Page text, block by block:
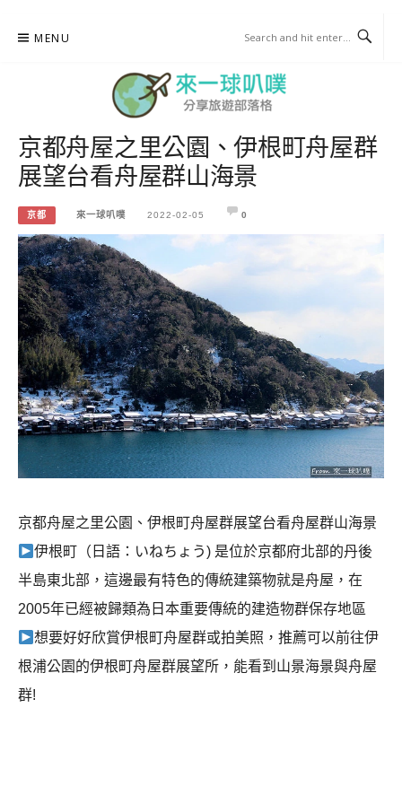
MENU
來一球叭噗
分享日本自助部落格
京都舟屋之里公園、伊根町舟屋群
展望台看舟屋群山海景
京都 來一球叭噗 2022-02-05 0
京都舟屋之里公園、伊根町舟屋群展望台看舟屋群山海景
伊根町（日語：いねちょう) 是位於京都府北部的丹後
半島東北部，這邊最有特色的傳統建築物就是舟屋，在
2005年已經被歸類為日本重要傳統的建造物群保存地區
想要好好欣賞伊根町舟屋群或拍美照，推薦可以前往伊
根浦公園的伊根町舟屋群展望所，能看到山景海景與舟屋
群!